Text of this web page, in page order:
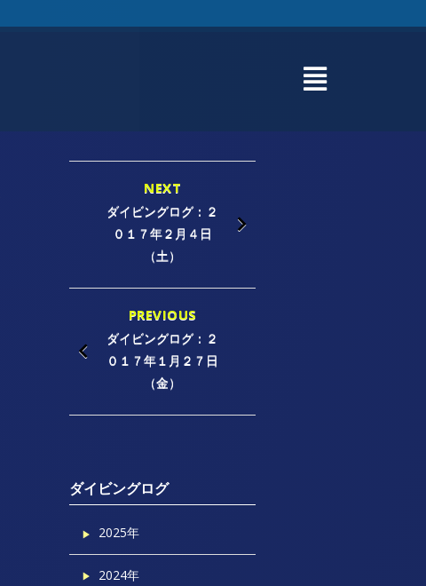
NEXT
ダイビングログ：２
０１７年２月４日
（土）
PREVIOUS
ダイビングログ：２
０１７年１月２７日
（金）
ダイビングログ
2025年
2024年